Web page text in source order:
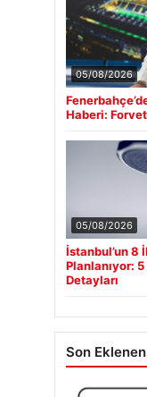
05/08/2026
Haberi:
05/08/2026
İstanbul’un 8
Planlanıyor:
Detayları
Son